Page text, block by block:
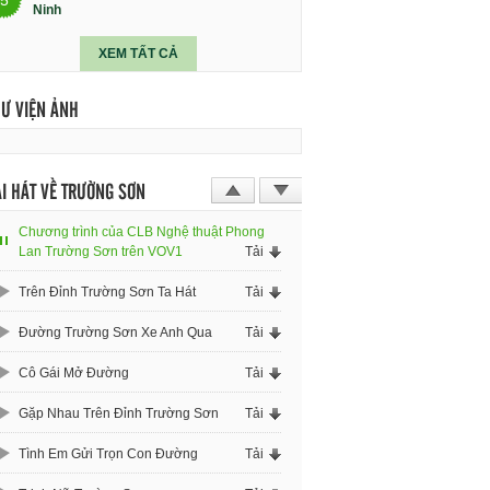
Ninh
XEM TẤT CẢ
VIỆN ẢNH
HÁT VỀ TRƯỜNG SƠN
Chương trình của CLB Nghệ thuật Phong
Lan Trường Sơn trên VOV1
Tải
Trên Đỉnh Trường Sơn Ta Hát Tải
Đường Trường Sơn Xe Anh Qua Tải
Cô Gái Mở Đường Tải
Gặp Nhau Trên Đỉnh Trường Sơn Tải
Tình Em Gửi Trọn Con Đường Tải